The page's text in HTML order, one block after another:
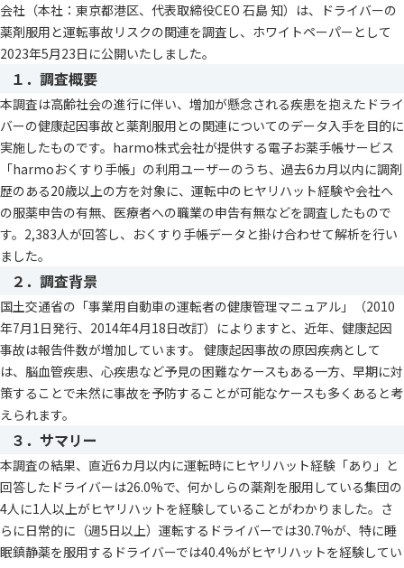
会社（本社：東京都港区、代表取締役CEO 石島 知）は、ドライバーの
薬剤服用と運転事故リスクの関連を調査し、ホワイトペーパーとして
2023年5月23日に公開いたしました。
１．調査概要
本調査は高齢社会の進行に伴い、増加が懸念される疾患を抱えたドライ
バーの健康起因事故と薬剤服用との関連についてのデータ入手を目的に
実施したものです。harmo株式会社が提供する電子お薬手帳サービス
「harmoおくすり手帳」の利用ユーザーのうち、過去6カ月以内に調剤
歴のある20歳以上の方を対象に、運転中のヒヤリハット経験や会社へ
の服薬申告の有無、医療者への職業の申告有無などを調査したもので
す。2,383人が回答し、おくすり手帳データと掛け合わせて解析を行い
ました。
２．調査背景
国土交通省の「事業用自動車の運転者の健康管理マニュアル」（2010
年7月1日発行、2014年4月18日改訂）によりますと、近年、健康起因
事故は報告件数が増加しています。 健康起因事故の原因疾病として
は、脳血管疾患、心疾患など予見の困難なケースもある一方、早期に対
策することで未然に事故を予防することが可能なケースも多くあると考
えられます。
３．サマリー
本調査の結果、直近6カ月以内に運転時にヒヤリハット経験「あり」と
回答したドライバーは26.0%で、何かしらの薬剤を服用している集団の
4人に1人以上がヒヤリハットを経験していることがわかりました。さ
らに日常的に（週5日以上）運転するドライバーでは30.7%が、特に睡
眠鎮静薬を服用するドライバーでは40.4%がヒヤリハットを経験してい